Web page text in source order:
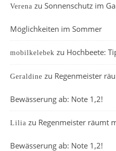
Verena zu Sonnenschutz im
Möglichkeiten im Sommer
mobilkelebek zu Hochbeete:
Geraldine zu Regenmeister
Bewässerung ab: Note 1,2!
Lilia zu Regenmeister räumt
Bewässerung ab: Note 1,2!